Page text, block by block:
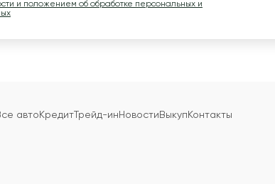
и положением об обработке персональных и
автоКредитТрейд-инНовостиВыкупКонтакты